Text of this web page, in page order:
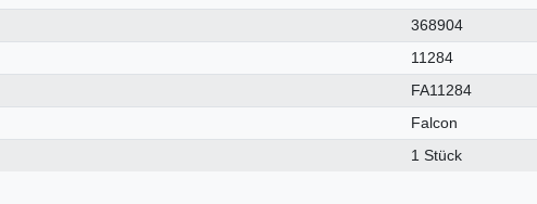
368904
11284
FA11284
Falcon
1 Stück